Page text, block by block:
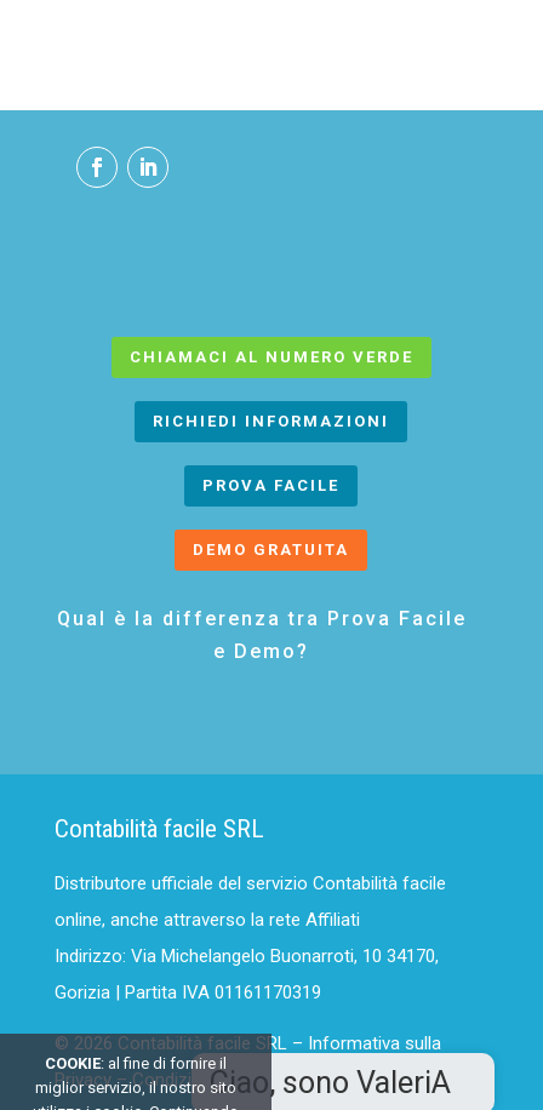
CHIAMACI AL NUMERO VERDE
RICHIEDI INFORMAZIONI
PROVA FACILE
DEMO GRATUITA
Qual è la differenza tra Prova Facile
e Demo?
Contabilità facile SRL
Distributore ufficiale del servizio Contabilità facile
online, anche attraverso la rete Affiliati
Indirizzo: Via Michelangelo Buonarroti, 10 34170,
Gorizia | Partita IVA 01161170319
© 2026 Contabilità facile SRL – Informativa sulla
Privacy–Condizioni generali del Servizio
COOKIE: al fine di fornire il
miglior servizio, il nostro sito